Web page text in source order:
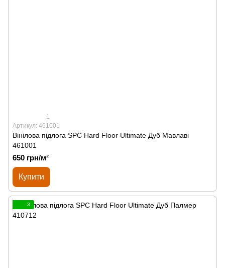
1
Артикул: 461001
Вінілова підлога SPС Hard Floor Ultimate Дуб Мавлаві
461001
650 грн/м²
Купити
3